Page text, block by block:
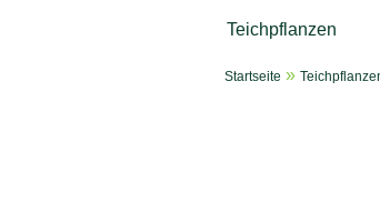
Teichpflanzen
Aquarium
Startseite »